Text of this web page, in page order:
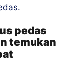
pedas
temukan